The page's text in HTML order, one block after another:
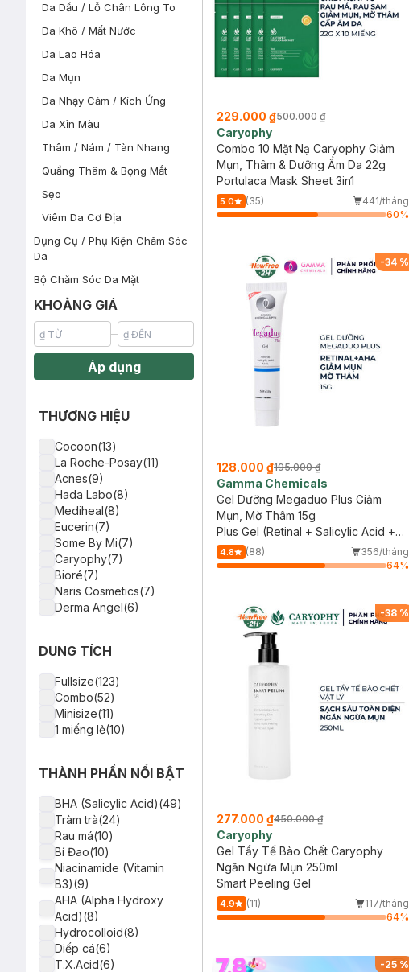
Da Dầu / Lỗ Chân Lông To
Da Khô / Mất Nước
Da Lão Hóa
Da Mụn
Da Nhạy Cảm / Kích Ứng
Da Xỉn Màu
Thâm / Nám / Tàn Nhang
Quầng Thâm & Bọng Mắt
Sẹo
Viêm Da Cơ Địa
Dụng Cụ / Phụ Kiện Chăm Sóc
Da
Bộ Chăm Sóc Da Mặt
KHOẢNG GIÁ
Áp dụng
THƯƠNG HIỆU
Cocoon(13)
La Roche-Posay(11)
Acnes(9)
Hada Labo(8)
Mediheal(8)
Eucerin(7)
Some By Mi(7)
Caryophy(7)
Bioré(7)
Naris Cosmetics(7)
Derma Angel(6)
Lanbena(6)
Derladie(5)
Milaganics(5)
Bioderma(4)
Mayan(4)
Nature Republic(4)
Decumar(4)
Senka(4)
SVR(3)
CeraVe(3)
OXY(3)
B.O.M(3)
Gamma Chemicals(3)
Cosrx(3)
Banobagi(3)
BNBG(3)
St.Ives(2)
DUNG TÍCH
Fullsize(123)
Combo(52)
Minisize(11)
1 miếng lẻ(10)
THÀNH PHẦN NỔI BẬT
BHA (Salicylic Acid)(49)
Tràm trà(24)
Rau má(10)
Bí Đao(10)
Niacinamide (Vitamin
B3)(9)
AHA (Alpha Hydroxy
Acid)(8)
Hydrocolloid(8)
Diếp cá(6)
T.X.Acid(6)
229.000 ₫500.000 ₫
Caryophy
Combo 10 Mặt Nạ Caryophy Giảm
Mụn, Thâm & Dưỡng Ẩm Da 22g
Portulaca Mask Sheet 3in1
5.0 (35)
441/tháng
60%
-34%
128.000 ₫195.000 ₫
Gamma Chemicals
Gel Dưỡng Megaduo Plus Giảm
Mụn, Mờ Thâm 15g
Plus Gel (Retinal + Salicylic Acid +
AHA)
4.8 (88)
356/tháng
64%
-38%
277.000 ₫450.000 ₫
Caryophy
Gel Tẩy Tế Bào Chết Caryophy
Ngăn Ngừa Mụn 250ml
Smart Peeling Gel
4.9 (11)
117/tháng
64%
-25%